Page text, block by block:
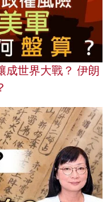
成世界大戰？ 伊朗